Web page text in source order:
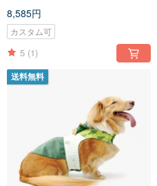
8,585円
カスタム可
5 (1)
送料無料